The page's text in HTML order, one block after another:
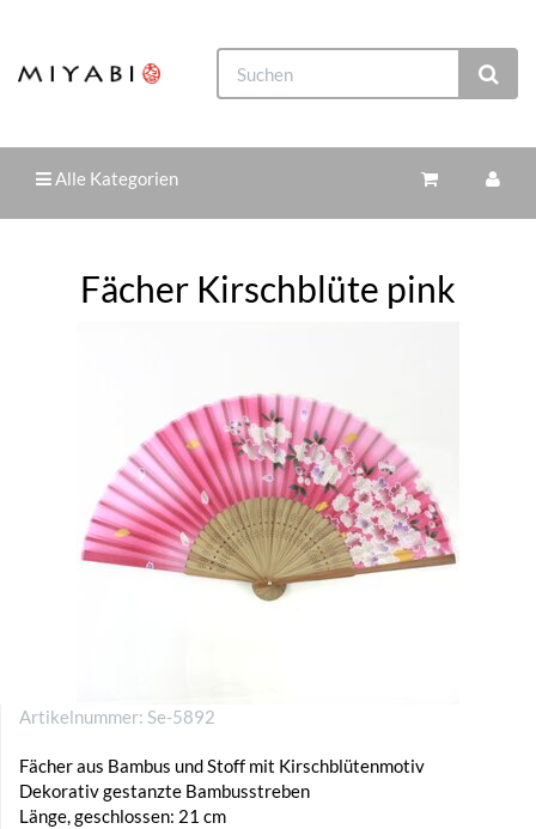
Alle Kategorien
Fächer Kirschblüte pink
Artikelnummer: Se-5892
Fächer aus Bambus und Stoff mit Kirschblütenmotiv
Dekorativ gestanzte Bambusstreben
Länge, geschlossen: 21 cm